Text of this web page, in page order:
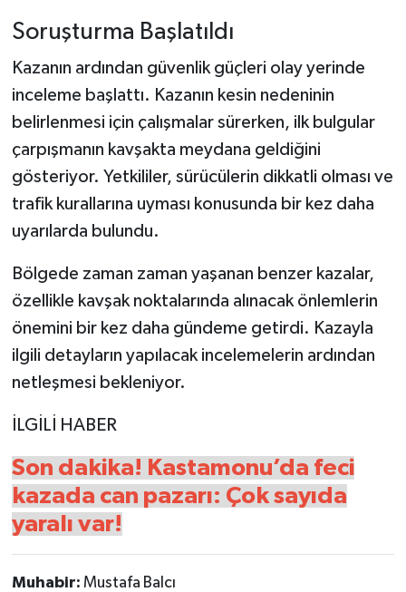
Soruşturma Başlatıldı
Kazanın ardından güvenlik güçleri olay yerinde
inceleme başlattı. Kazanın kesin nedeninin
belirlenmesi için çalışmalar sürerken, ilk bulgular
çarpışmanın kavşakta meydana geldiğini
gösteriyor. Yetkililer, sürücülerin dikkatli olması ve
trafik kurallarına uyması konusunda bir kez daha
uyarılarda bulundu.
Bölgede zaman zaman yaşanan benzer kazalar,
özellikle kavşak noktalarında alınacak önlemlerin
önemini bir kez daha gündeme getirdi. Kazayla
ilgili detayların yapılacak incelemelerin ardından
netleşmesi bekleniyor.
İLGİLİ HABER
Son dakika! Kastamonu’da feci
kazada can pazarı: Çok sayıda
yaralı var!
Muhabir: Mustafa Balcı